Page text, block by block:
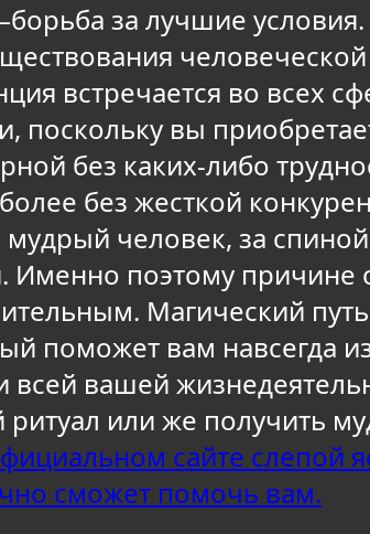
за лучшие
встречается во всех
поскольку вы
без каких-либо
без жесткой
человек, за
Именно поэтому
Магический путь
поможет вам навсегда
всей вашей
или же получить
сайте
сможет помочь вам.